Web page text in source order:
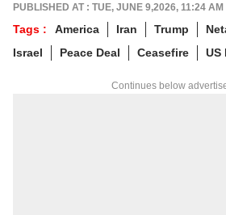
PUBLISHED AT : TUE, JUNE 9,2026, 11:24 AM
Tags : America Iran Trump
Israel
Peace Deal Ceasefire US
Continues below